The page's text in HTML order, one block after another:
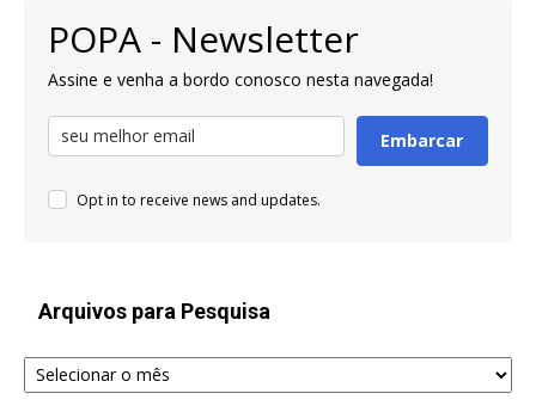
POPA - Newsletter
Assine e venha a bordo conosco nesta navegada!
Embarcar
Opt in to receive news and updates.
Arquivos para Pesquisa
Arquivos
para